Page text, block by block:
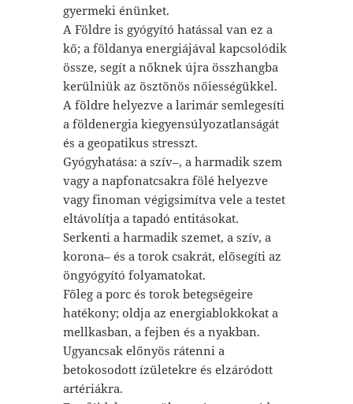
gyermeki énünket.
A Földre is gyógyító hatással van ez a
kő; a földanya energiájával kapcsolódik
össze, segít a nőknek újra összhangba
kerülniük az ösztönös nőiességükkel.
A földre helyezve a larimár semlegesíti
a földenergia kiegyensúlyozatlanságát
és a geopatikus stresszt.
Gyógyhatása: a szív–, a harmadik szem
vagy a napfonatcsakra fölé helyezve
vagy finoman végigsimítva vele a testet
eltávolítja a tapadó entitásokat.
Serkenti a harmadik szemet, a szív, a
korona– és a torok csakrát, elősegíti az
öngyógyító folyamatokat.
Főleg a porc és torok betegségeire
hatékony; oldja az energiablokkokat a
mellkasban, a fejben és a nyakban.
Ugyancsak előnyös rátenni a
betokosodott ízületekre és elzáródott
artériákra.